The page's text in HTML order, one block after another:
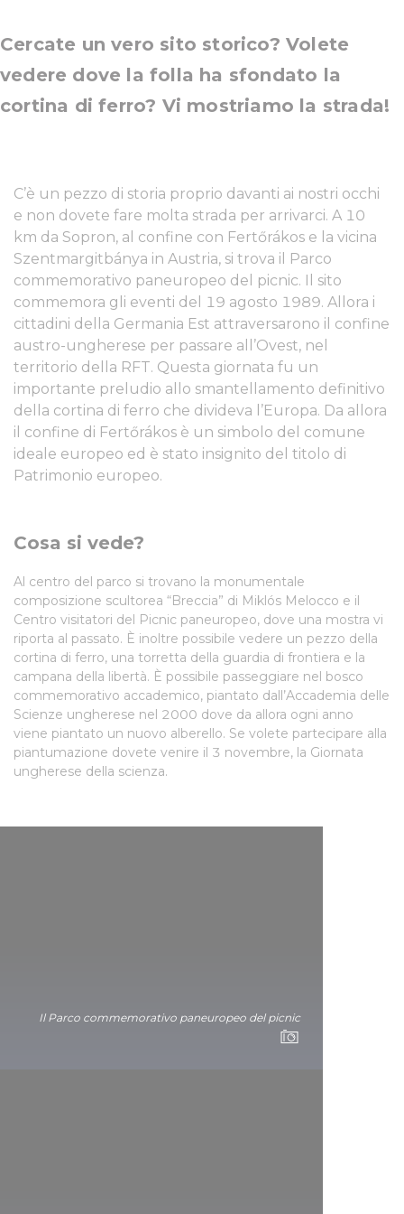
Cercate un vero sito storico? Volete
vedere dove la folla ha sfondato la
cortina di ferro? Vi mostriamo la strada!
C’è un pezzo di storia proprio davanti ai nostri occhi
e non dovete fare molta strada per arrivarci. A 10
km da Sopron, al confine con Fertőrákos e la vicina
Szentmargitbánya in Austria, si trova il Parco
commemorativo paneuropeo del picnic. Il sito
commemora gli eventi del 19 agosto 1989. Allora i
cittadini della Germania Est attraversarono il confine
austro-ungherese per passare all’Ovest, nel
territorio della RFT. Questa giornata fu un
importante preludio allo smantellamento definitivo
della cortina di ferro che divideva l’Europa. Da allora
il confine di Fertőrákos è un simbolo del comune
ideale europeo ed è stato insignito del titolo di
Patrimonio europeo.
Cosa si vede?
Al centro del parco si trovano la monumentale
composizione scultorea “Breccia” di Miklós Melocco e il
Centro visitatori del Picnic paneuropeo, dove una mostra vi
riporta al passato. È inoltre possibile vedere un pezzo della
cortina di ferro, una torretta della guardia di frontiera e la
campana della libertà. È possibile passeggiare nel bosco
commemorativo accademico, piantato dall’Accademia delle
Scienze ungherese nel 2000 dove da allora ogni anno
viene piantato un nuovo alberello. Se volete partecipare alla
piantumazione dovete venire il 3 novembre, la Giornata
ungherese della scienza.
Il Parco commemorativo paneuropeo del picnic